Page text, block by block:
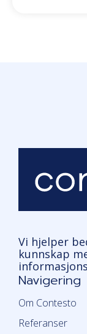
Vi hjelper
kunnskap
Navigering
Om Contesto
Referanser